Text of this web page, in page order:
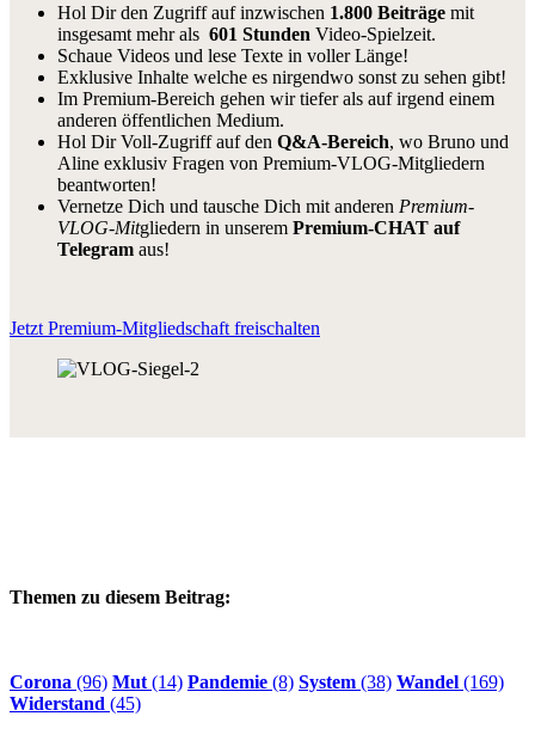
Hol Dir den Zugriff auf inzwischen 1.800 Beiträge mit
insgesamt mehr als 601 Stunden Video-Spielzeit.
Schaue Videos und lese Texte in voller Länge!
Exklusive Inhalte welche es nirgendwo sonst zu sehen gibt!
Im Premium-Bereich gehen wir tiefer als auf irgend einem
anderen öffentlichen Medium.
Hol Dir Voll-Zugriff auf den Q&A-Bereich, wo Bruno und
Aline exklusiv Fragen von Premium-VLOG-Mitgliedern
beantworten!
Vernetze Dich und tausche Dich mit anderen Premium-
VLOG-Mitgliedern in unserem Premium-CHAT auf
Telegram aus!
Jetzt Premium-Mitgliedschaft freischalten
Themen zu diesem Beitrag:
Corona (96) Mut (14) Pandemie (8) System (38) Wandel (169)
Widerstand (45)